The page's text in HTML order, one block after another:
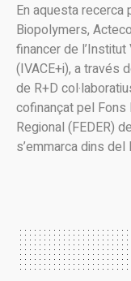
En aquesta
Biopolymers,
financer de
(IVACE+i), a través
de R+D
cofinançat pel
Regional (FEDER)
s’emmarca dins